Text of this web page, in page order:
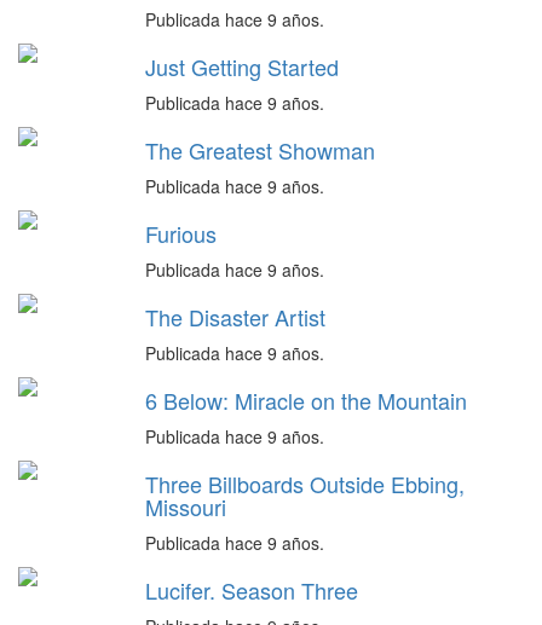
Publicada hace 9 años.
Just Getting Started
Publicada hace 9 años.
The Greatest Showman
Publicada hace 9 años.
Furious
Publicada hace 9 años.
The Disaster Artist
Publicada hace 9 años.
6 Below: Miracle on the Mountain
Publicada hace 9 años.
Three Billboards Outside Ebbing,
Missouri
Publicada hace 9 años.
Lucifer. Season Three